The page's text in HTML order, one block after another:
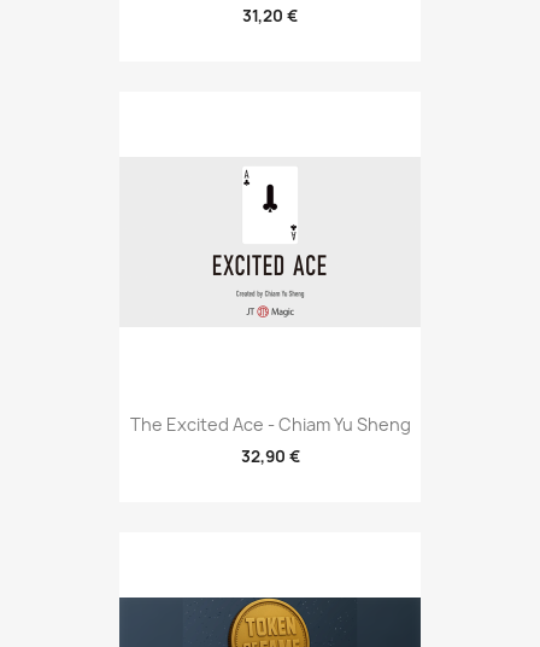
31,20 €
The Excited Ace - Chiam Yu Sheng
32,90 €